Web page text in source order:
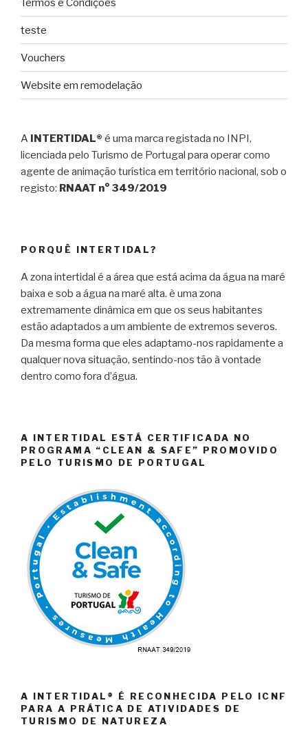
teste
Vouchers
Website em remodelação
A INTERTIDAL® é uma marca registada no INPI,
licenciada pelo Turismo de Portugal para operar como
agente de animação turística em território nacional, sob o
registo: RNAAT n° 349/2019
PORQUÊ INTERTIDAL?
A zona intertidal é a área que está acima da água na maré
baixa e sob a água na maré alta. è uma zona
extremamente dinâmica em que os seus habitantes
estão adaptados a um ambiente de extremos severos.
Da mesma forma que eles adaptamo-nos rapidamente a
qualquer nova situação, sentindo-nos tão à vontade
dentro como fora d’água.
A INTERTIDAL ESTÁ CERTIFICADA NO
PROGRAMA “CLEAN & SAFE” PROMOVIDO
PELO TURISMO DE PORTUGAL
A INTERTIDAL® É RECONHECIDA PELO ICNF
PARA A PRÁTICA DE ATIVIDADES DE
TURISMO DE NATUREZA